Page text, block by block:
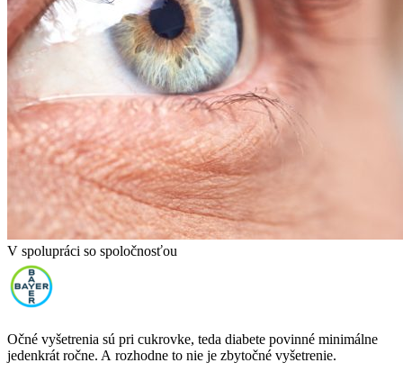
V spolupráci so spoločnosťou
Očné vyšetrenia sú pri cukrovke, teda diabete povinné minimálne
jedenkrát ročne. A rozhodne to nie je zbytočné vyšetrenie.